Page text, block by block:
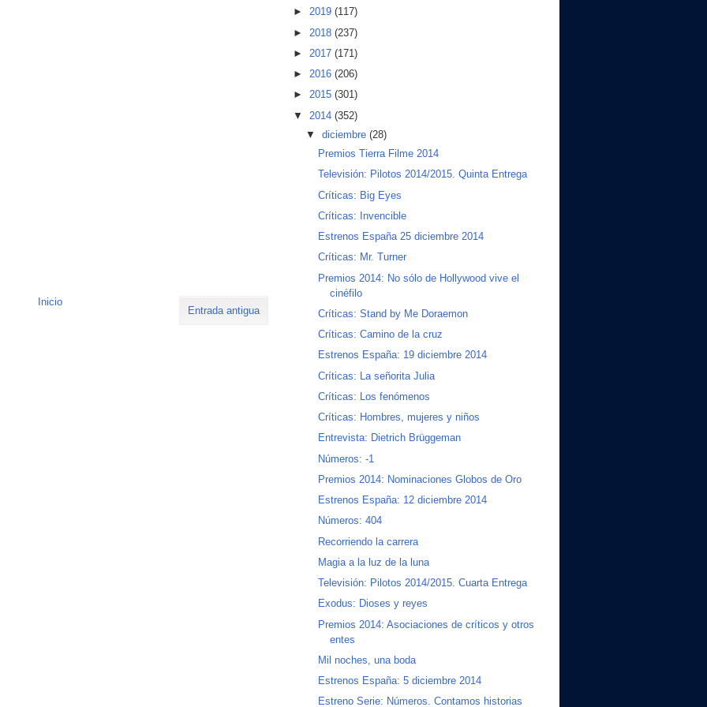
Entrada antigua
Inicio
► 2019 (117)
► 2018 (237)
► 2017 (171)
► 2016 (206)
► 2015 (301)
▼ 2014 (352)
▼ diciembre (28)
Premios Tierra Filme 2014
Televisión: Pilotos 2014/2015. Quinta Entrega
Críticas: Big Eyes
Críticas: Invencible
Estrenos España 25 diciembre 2014
Críticas: Mr. Turner
Premios 2014: No sólo de Hollywood vive el
cinéfilo
Críticas: Stand by Me Doraemon
Críticas: Camino de la cruz
Estrenos España: 19 diciembre 2014
Críticas: La señorita Julia
Críticas: Los fenómenos
Críticas: Hombres, mujeres y niños
Entrevista: Dietrich Brüggeman
Números: -1
Premios 2014: Nominaciones Globos de Oro
Estrenos España: 12 diciembre 2014
Números: 404
Recorriendo la carrera
Magia a la luz de la luna
Televisión: Pilotos 2014/2015. Cuarta Entrega
Exodus: Dioses y reyes
Premios 2014: Asociaciones de críticos y otros
entes
Mil noches, una boda
Estrenos España: 5 diciembre 2014
Estreno Serie: Números. Contamos historias